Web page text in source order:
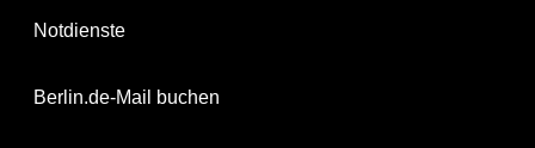
Notdienste
Berlin.de-Mail buchen